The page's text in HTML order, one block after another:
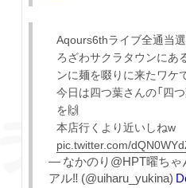
Aqours6thライブ全通当
ろざわサクラタウンにあ
ンに麺を啜りに来たワケ
今日は四つ葉さんの「四
を🙌
本店行くより近いしねw
pic.twitter.com/
— なかのり@HPT曜ちゃ
アル‼️ (@uiharu_yukina)